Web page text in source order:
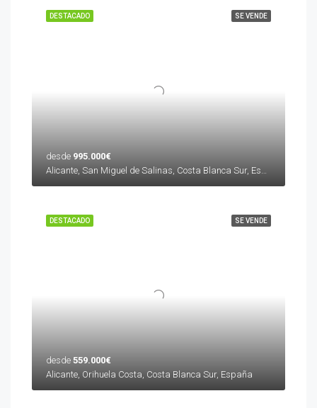
SE VENDE
DESTACADO
desde 995.000€
SE VENDE
DESTACADO
desde 559.000€
Alicante, Orihuela Costa, Costa Blanca Sur, España